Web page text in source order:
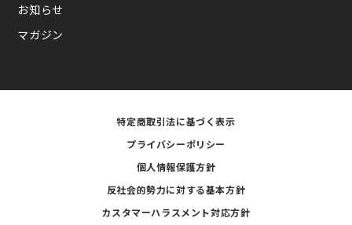
お知らせ
マガジン
特定商取引法に基づく表示
プライバシーポリシー
個人情報保護方針
反社会的勢力に対する基本方針
カスタマーハラスメント対応方針